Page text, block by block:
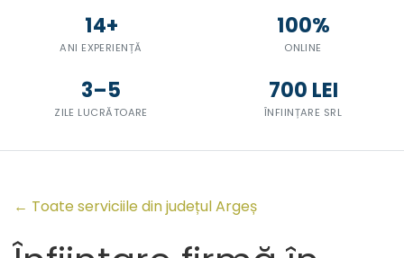
14+
ANI EXPERIENȚĂ
100%
ONLINE
3–5
ZILE LUCRĂTOARE
700 LEI
ÎNFIINȚARE SRL
← Toate serviciile din județul Argeș